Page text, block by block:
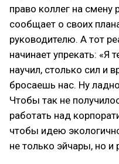
право коллег на смену
сообщает о своих
руководителю. А тот
начинает упрекать: «Я
научил, столько сил и
бросаешь нас. Ну
Чтобы так не
работать над
чтобы идею
не только эйчары, но и